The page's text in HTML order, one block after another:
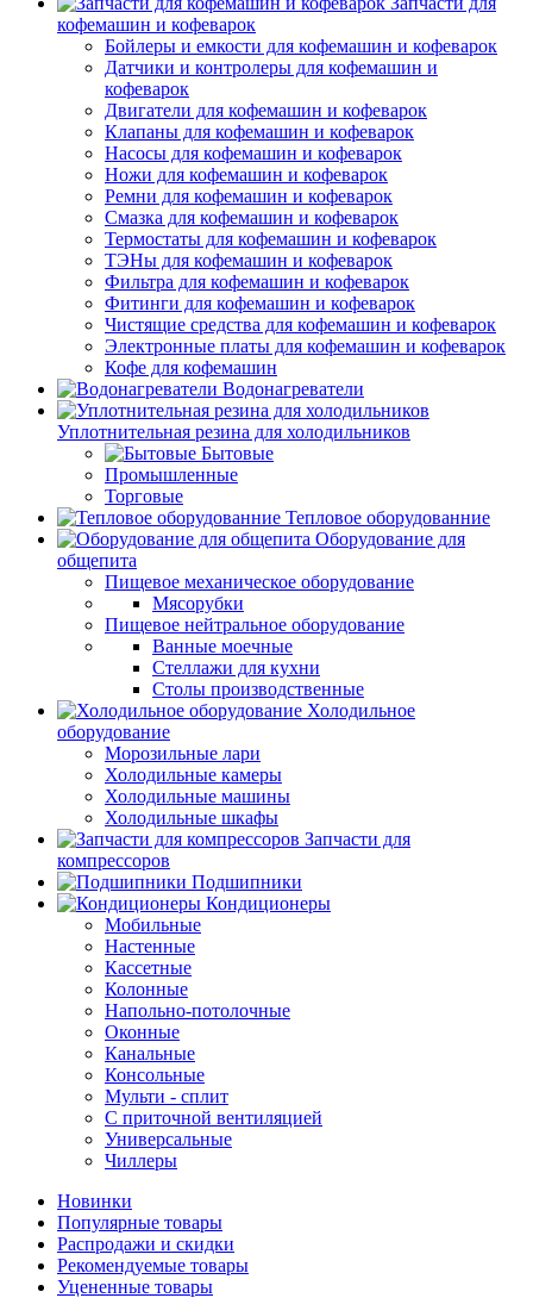
кофемашин и кофеварок
Бойлеры и емкости для кофемашин и кофеварок
Датчики и контролеры для кофемашин и
кофеварок
Двигатели для кофемашин и кофеварок
Клапаны для кофемашин и кофеварок
Насосы для кофемашин и кофеварок
Ножи для кофемашин и кофеварок
Ремни для кофемашин и кофеварок
Смазка для кофемашин и кофеварок
Термостаты для кофемашин и кофеварок
ТЭНы для кофемашин и кофеварок
Фильтра для кофемашин и кофеварок
Фитинги для кофемашин и кофеварок
Чистящие средства для кофемашин и кофеварок
Электронные платы для кофемашин и кофеварок
Кофе для кофемашин
Водонагреватели
Уплотнительная резина для холодильников
Бытовые
Промышленные
Торговые
Тепловое оборудованние
Оборудование для
общепита
Пищевое механическое оборудование
Мясорубки
Пищевое нейтральное оборудование
Ванные моечные
Стеллажи для кухни
Столы производственные
Холодильное
оборудование
Морозильные лари
Холодильные камеры
Холодильные машины
Холодильные шкафы
Запчасти для
компрессоров
Подшипники
Кондиционеры
Мобильные
Настенные
Кассетные
Колонные
Напольно-потолочные
Оконные
Канальные
Консольные
Мульти - сплит
С приточной вентиляцией
Универсальные
Чиллеры
Новинки
Популярные товары
Распродажи и скидки
Рекомендуемые товары
Уцененные товары